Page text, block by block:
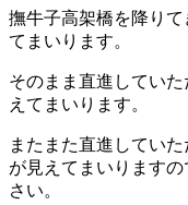
撫牛子高架橋を降り
てまいります。
そのまま直進してい
えてまいります。
またまた直進してい
が見えてまいります
さい。